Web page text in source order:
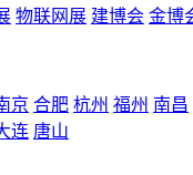
物联网展 建博会 金博
京 合肥 杭州 福州 南昌
连 唐山